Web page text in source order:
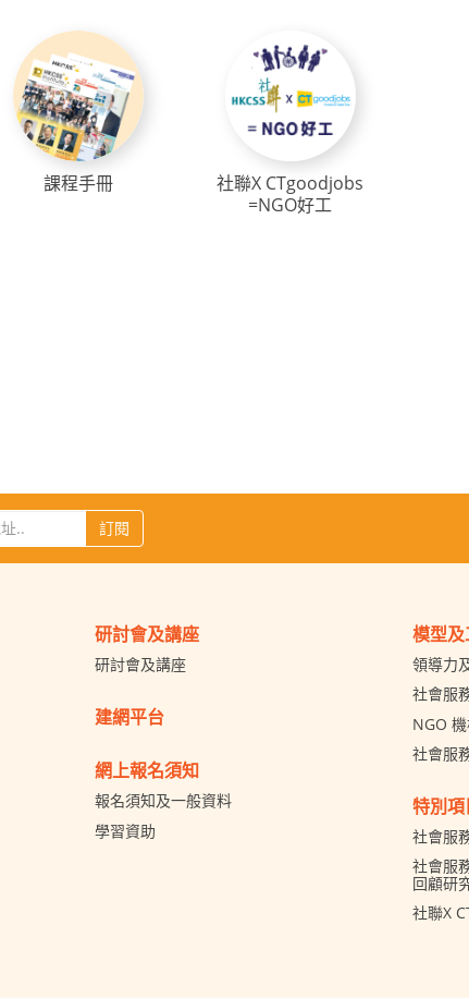
課程手冊
社聯X CTgoodjobs
=NGO好工
訂閱
研討會及講座
研討會及講座
建網平台
網上報名須知
報名須知及一般資料
學習資助
模型及
領導力
社會服
NGO
社會服
特別項
社會服
社會服
回顧研
社聯X